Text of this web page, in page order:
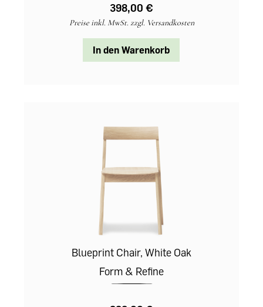
398,00 €‎
Preise inkl. MwSt. zzgl. Versandkosten
In den Warenkorb
Blueprint Chair, White Oak
Form & Refine